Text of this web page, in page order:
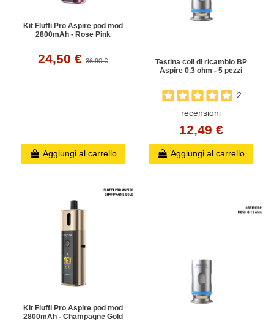
Kit Fluffi Pro Aspire pod mod
2800mAh - Rose Pink
24,50 €36,90 €
Aggiungi al carrello
Testina coil di ricambio BP
Aspire 0.3 ohm - 5 pezzi
2
recensioni
12,49 €
Aggiungi al carrello
Kit Fluffi Pro Aspire pod mod
2800mAh - Champagne Gold